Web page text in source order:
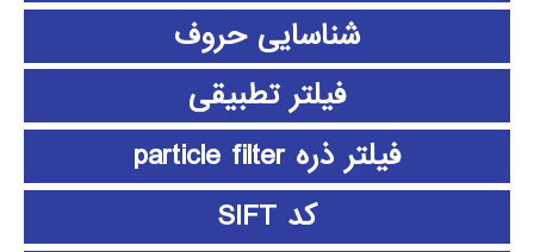
شناسایی حروف
فیلتر تطبیقی
فیلتر ذره particle filter
کد SIFT